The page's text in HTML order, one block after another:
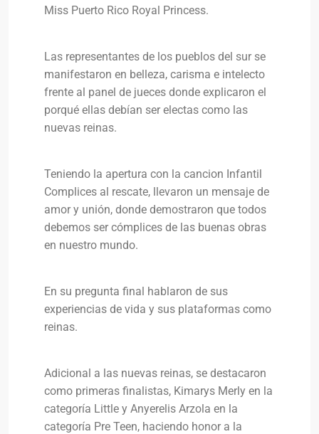
Miss Puerto Rico Royal Princess.
Las representantes de los pueblos del sur se
manifestaron en belleza, carisma e intelecto
frente al panel de jueces donde explicaron el
porqué ellas debían ser electas como las
nuevas reinas.
Teniendo la apertura con la cancion Infantil
Complices al rescate, llevaron un mensaje de
amor y unión, donde demostraron que todos
debemos ser cómplices de las buenas obras
en nuestro mundo.
En su pregunta final hablaron de sus
experiencias de vida y sus plataformas como
reinas.
Adicional a las nuevas reinas, se destacaron
como primeras finalistas, Kimarys Merly en la
categoría Little y Anyerelis Arzola en la
categoría Pre Teen, haciendo honor a la